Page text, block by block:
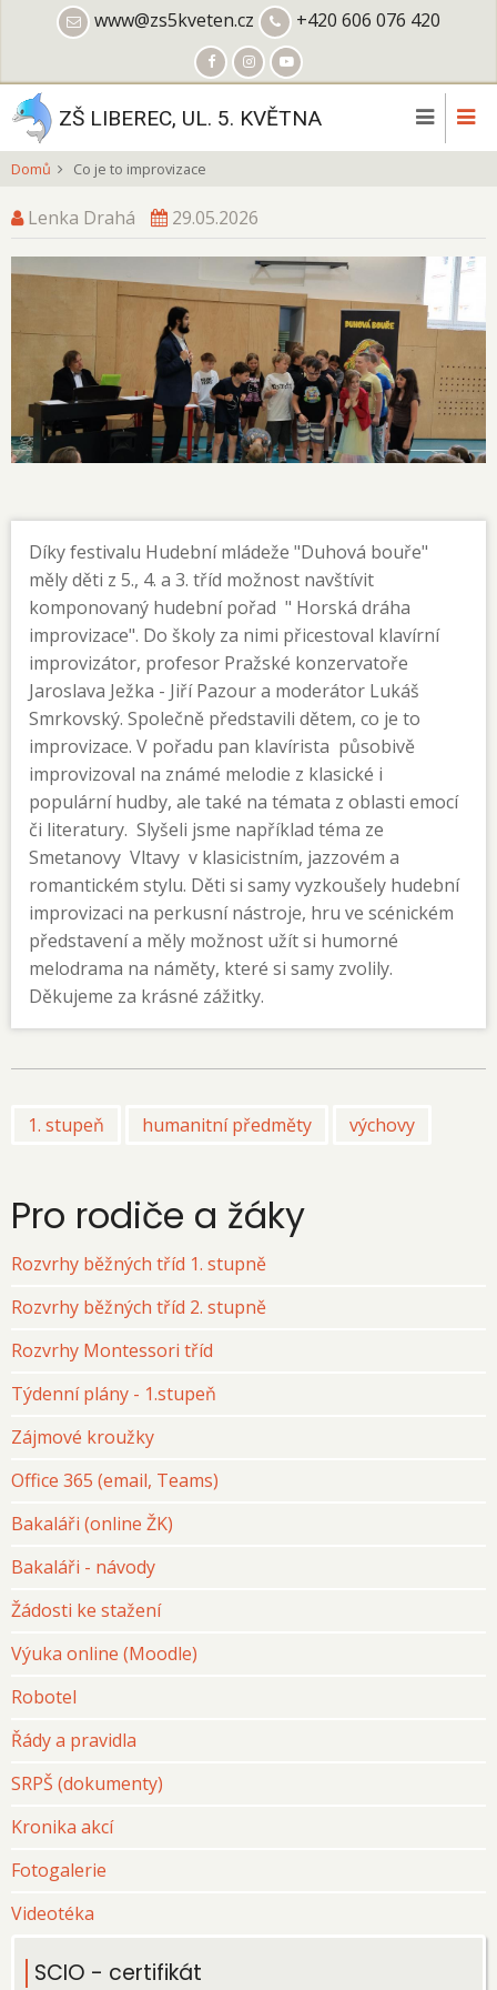
obsahu
www@zs5kveten.cz +420 606 076 420
ZŠ LIBEREC, UL. 5. KVĚTNA
Domů Co je to improvizace
Lenka Drahá 29.05.2026
Díky festivalu Hudební mládeže "Duhová bouře"
měly děti z 5., 4. a 3. tříd možnost navštívit
komponovaný hudební pořad " Horská dráha
improvizace". Do školy za nimi přicestoval klavírní
improvizátor, profesor Pražské konzervatoře
Jaroslava Ježka - Jiří Pazour a moderátor Lukáš
Smrkovský. Společně představili dětem, co je to
improvizace. V pořadu pan klavírista působivě
improvizoval na známé melodie z klasické i
populární hudby, ale také na témata z oblasti emocí
či literatury. Slyšeli jsme například téma ze
Smetanovy Vltavy v klasicistním, jazzovém a
romantickém stylu. Děti si samy vyzkoušely hudební
improvizaci na perkusní nástroje, hru ve scénickém
představení a měly možnost užít si humorné
melodrama na náměty, které si samy zvolily.
Děkujeme za krásné zážitky.
1. stupeň humanitní předměty výchovy
Pro rodiče a žáky
Rozvrhy běžných tříd 1. stupně
Rozvrhy běžných tříd 2. stupně
Rozvrhy Montessori tříd
Týdenní plány - 1.stupeň
Zájmové kroužky
Office 365 (email, Teams)
Bakaláři (online ŽK)
Bakaláři - návody
Žádosti ke stažení
Výuka online (Moodle)
Robotel
Řády a pravidla
SRPŠ (dokumenty)
Kronika akcí
Fotogalerie
Videotéka
SCIO - certifikát